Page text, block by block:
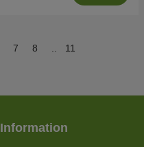
7 8 .. 11
Information